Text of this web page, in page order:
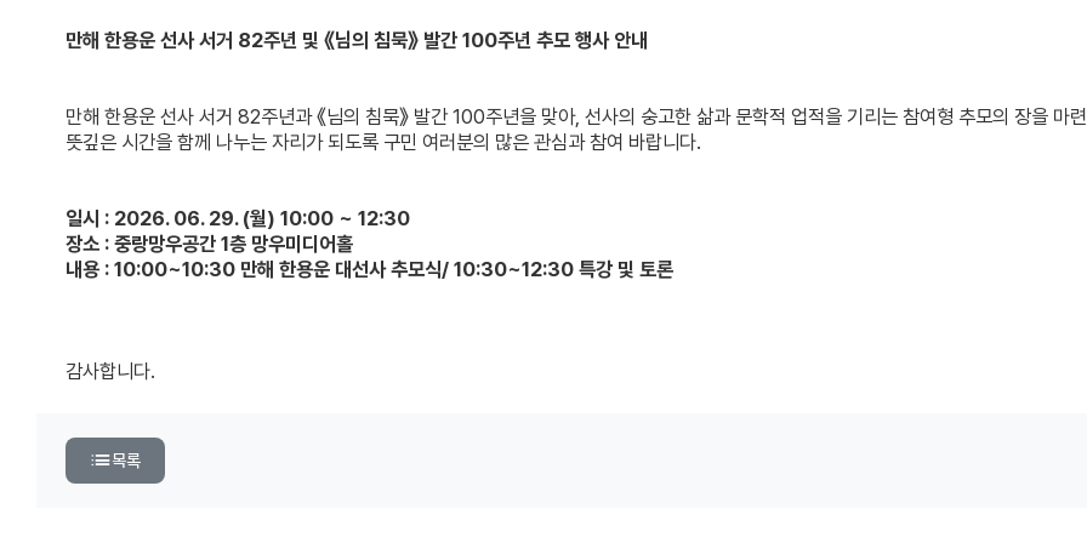
만해 한용운 선사 서거 82주년 및 《님의 침묵》 발간 100주년 추모 행사 안내
만해 한용운 선사 서거 82주년과 《님의 침묵》 발간 100주년을 맞아, 선사의 숭고한 삶과 문학적 업적을 기리는 참여형 추모의 장을 마
뜻깊은 시간을 함께 나누는 자리가 되도록 구민 여러분의 많은 관심과 참여 바랍니다.
일시 : 2026. 06. 29. (월) 10:00 ~ 12:30
장소 : 중랑망우공간 1층 망우미디어홀
내용 : 10:00~10:30 만해 한용운 대선사 추모식/ 10:30~12:30 특강 및 토론
감사합니다.
목록